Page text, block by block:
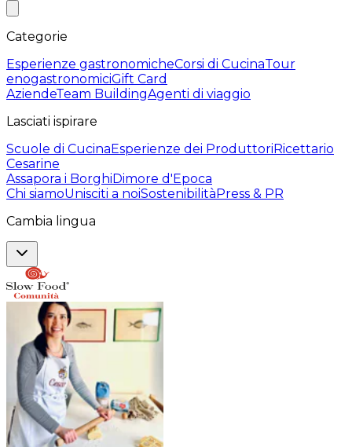
Categorie
Esperienze gastronomicheCorsi di CucinaTour
enogastronomiciGift Card
AziendeTeam BuildingAgenti di viaggio
Lasciati ispirare
Scuole di CucinaEsperienze dei ProduttoriRicettario
Cesarine
Assapora i BorghiDimore d'Epoca
Chi siamoUnisciti a noiSostenibilitàPress & PR
Cambia lingua